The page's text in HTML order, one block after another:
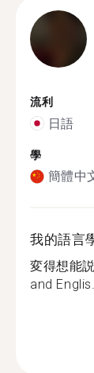
流利
日語
學
簡體中
我的語言
変得想能
and